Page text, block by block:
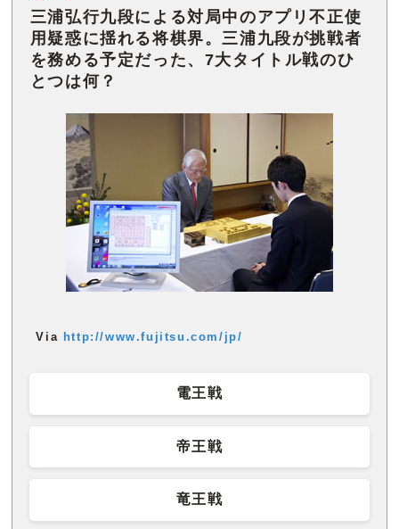
三浦弘行九段による対局中のアプリ不正使
用疑惑に揺れる将棋界。三浦九段が挑戦者
を務める予定だった、7大タイトル戦のひ
とつは何？
Via http://www.fujitsu.com/jp/
電王戦
帝王戦
竜王戦